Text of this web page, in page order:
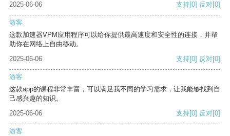
2025-06-06
支持[0] 反对[0]
游客
这款加速器VPM应用程序可以给你提供最高速度和安全性的连接，并帮
助你在网络上自由移动。
2025-06-06
支持[0] 反对[0]
游客
这款app的课程非常丰富，可以满足我不同的学习需求，让我能够找到自
己感兴趣的知识。
2025-06-06
支持[0] 反对[0]
游客